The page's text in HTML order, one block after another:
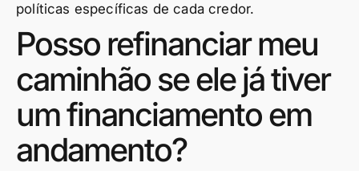
políticas específicas de cada credor.
Posso refinanciar meu
caminhão se ele já tiver
um financiamento em
andamento?